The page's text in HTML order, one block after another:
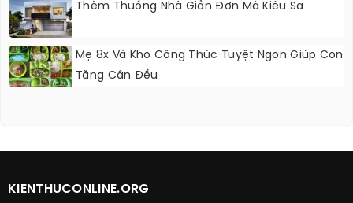
Thèm Thuồng Nhà Giản Đơn Mà Kiêu Sa
Mẹ 8x Và Kho Công Thức Tuyệt Ngon Giúp Con
Tăng Cân Đều
KIENTHUCONLINE.ORG